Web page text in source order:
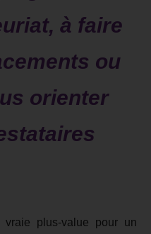
à faire
ou
orienter
vraie plus-value pour un